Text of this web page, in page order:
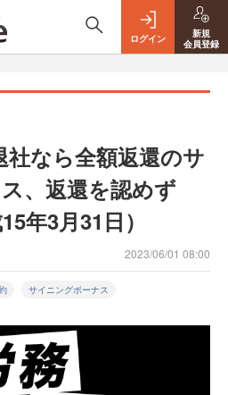
ログイン
新規
会員登録
社なら全額返還のサ
、返還を認めず
年3月31日）
2023/06/01 08:00
サイニングボーナス